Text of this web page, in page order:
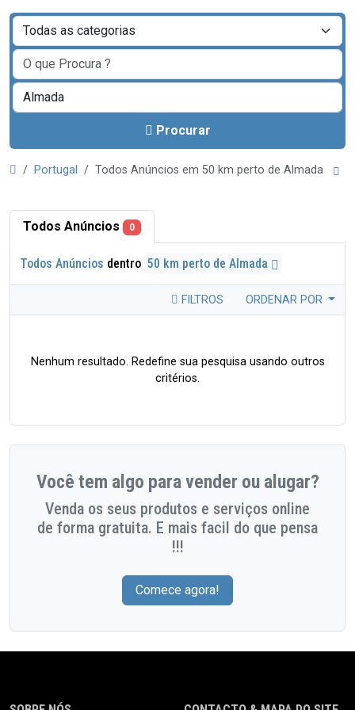
Procurar
Portugal Todos Anúncios em 50 km perto de Almada
Todos Anúncios 0
Todos Anúncios dentro 50 km perto de Almada
FILTROS ORDENAR POR
Nenhum resultado. Redefine sua pesquisa usando outros
critérios.
Você tem algo para vender ou alugar?
Venda os seus produtos e serviços online
de forma gratuita. E mais facil do que pensa
!!!
Comece agora!